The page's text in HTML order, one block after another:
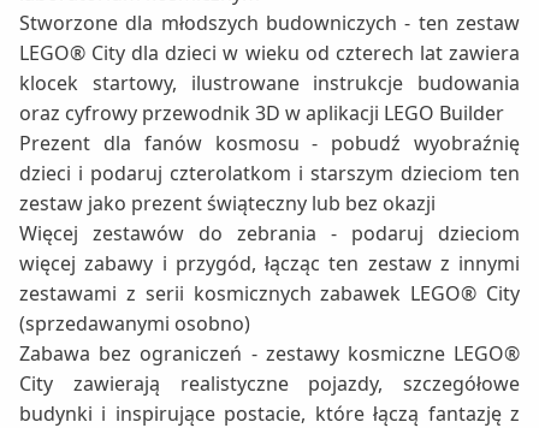
Stworzone dla młodszych budowniczych - ten zestaw
LEGO® City dla dzieci w wieku od czterech lat zawiera
klocek startowy, ilustrowane instrukcje budowania
oraz cyfrowy przewodnik 3D w aplikacji LEGO Builder
Prezent dla fanów kosmosu - pobudź wyobraźnię
dzieci i podaruj czterolatkom i starszym dzieciom ten
zestaw jako prezent świąteczny lub bez okazji
Więcej zestawów do zebrania - podaruj dzieciom
więcej zabawy i przygód, łącząc ten zestaw z innymi
zestawami z serii kosmicznych zabawek LEGO® City
(sprzedawanymi osobno)
Zabawa bez ograniczeń - zestawy kosmiczne LEGO®
City zawierają realistyczne pojazdy, szczegółowe
budynki i inspirujące postacie, które łączą fantazję z